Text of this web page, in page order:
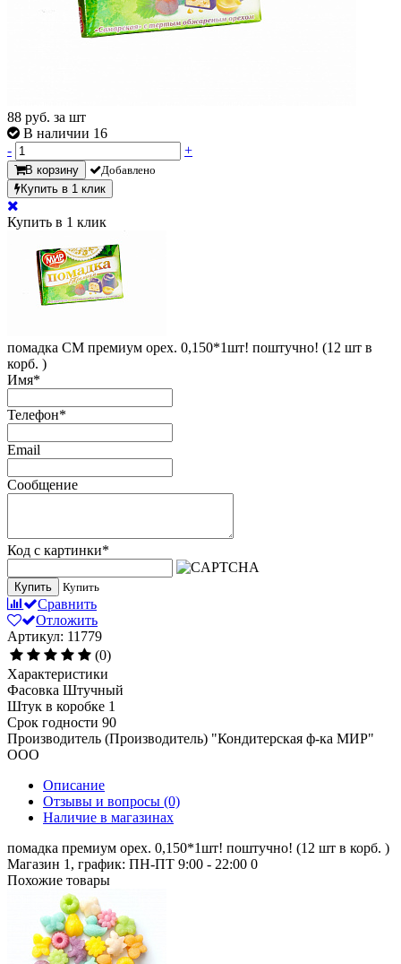
88 руб. за шт
В наличии 16
-
+
В корзину
Добавлено
Купить в 1 клик
Купить в 1 клик
помадка СМ премиум орех. 0,150*1шт! поштучно! (12 шт в
корб. )
Имя*
Телефон*
Email
Сообщение
Код с картинки*
Купить Купить
Сравнить
Отложить
Артикул: 11779
(0)
Характеристики
Фасовка Штучный
Штук в коробке 1
Срок годности 90
Производитель (Производитель) "Кондитерская ф-ка МИР"
ООО
Описание
Отзывы и вопросы (0)
Наличие в магазинах
помадка премиум орех. 0,150*1шт! поштучно! (12 шт в корб. )
Магазин 1, график: ПН-ПТ 9:00 - 22:00 0
Похожие товары